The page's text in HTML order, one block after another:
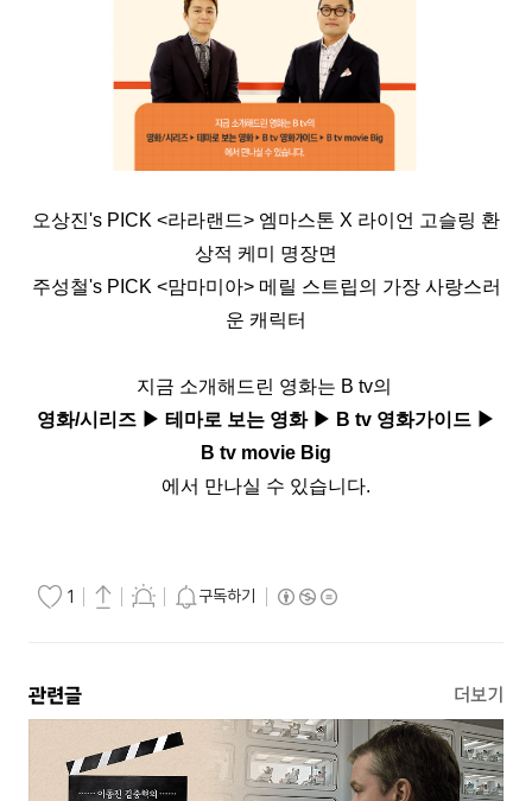
오상진's PICK <라라랜드> 엠마스톤 X 라이언 고슬링 환
상적 케미 명장면
주성철's PICK <맘마미아> 메릴 스트립의 가장 사랑스러
운 캐릭터
지금 소개해드린 영화는 B tv의
영화/시리즈 ▶ 테마로 보는 영화 ▶ B tv 영화가이드 ▶
B tv movie Big
에서 만나실 수 있습니다.
1 구독하기
관련글 더보기